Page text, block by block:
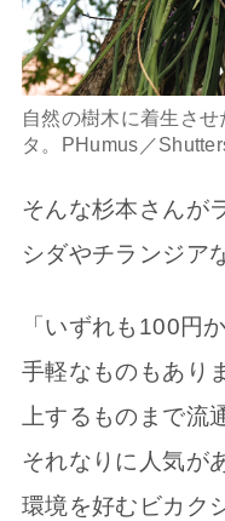
自然の樹木に着生さ
タ。PHumus／
そんな杉本さんが
シダやチランジア
「いずれも100円
手軽なものもあり
上するものまで流
それなりに人気が
環境を好むビカク